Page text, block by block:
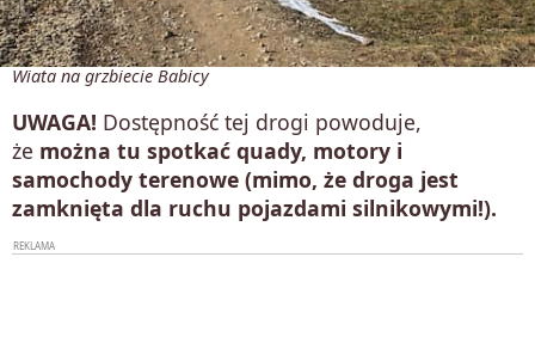
Wiata na grzbiecie Babicy
UWAGA! Dostępność tej drogi powoduje,
że można tu spotkać quady, motory i
samochody terenowe (mimo, że droga jest
zamknięta dla ruchu pojazdami silnikowymi!).